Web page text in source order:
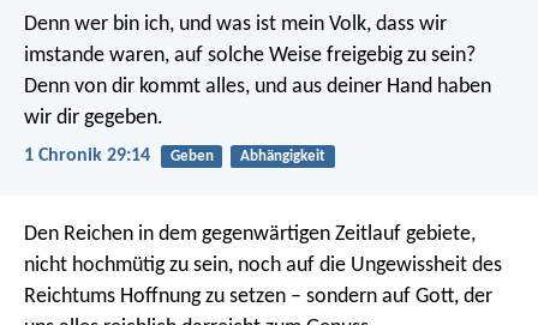
Denn wer bin ich, und was ist mein Volk, dass wir
imstande waren, auf solche Weise freigebig zu sein?
Denn von dir kommt alles, und aus deiner Hand haben
wir dir gegeben.
1 Chronik 29:14 Geben Abhängigkeit
Den Reichen in dem gegenwärtigen Zeitlauf gebiete,
nicht hochmütig zu sein, noch auf die Ungewissheit des
Reichtums Hoffnung zu setzen – sondern auf Gott, der